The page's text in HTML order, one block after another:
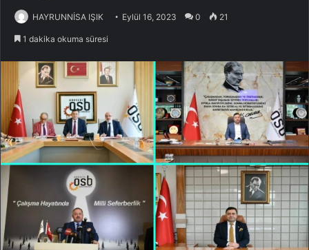
HAYRUNNİSA IŞIK Eylül 16, 2023 0 21
1 dakika okuma süresi